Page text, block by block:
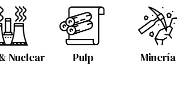
Nuclear Pulp Minería